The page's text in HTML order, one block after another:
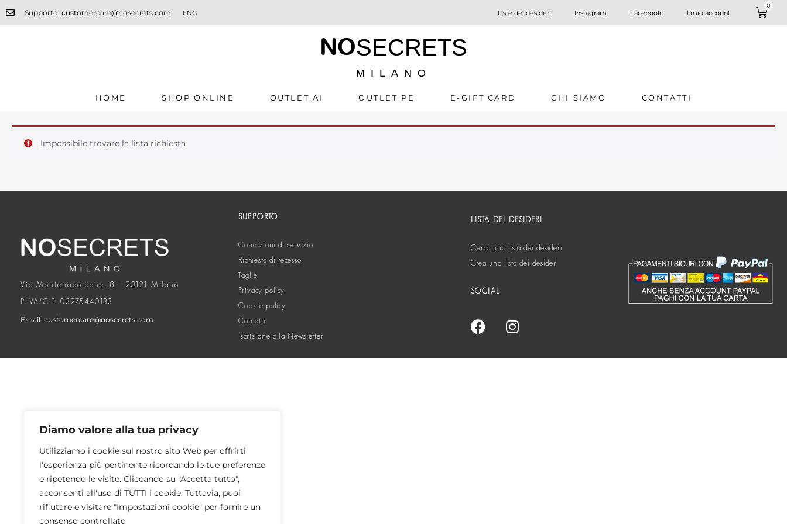
Diamo valore alla tua privacy
Utilizziamo i cookie sul nostro sito Web per offrirti
l'esperienza più pertinente ricordando le tue preferenze
e ripetendo le visite. Cliccando su "Accetta tutto",
acconsenti all'uso di TUTTI i cookie. Tuttavia, puoi
rifiutare e visitare "Impostazioni cookie" per fornire un
consenso controllato
Supporto: customercare@nosecrets.com ENG Liste dei desideri Instagram Facebook Il mio account
0
NOSECRETS
MILANO
HOME SHOP ONLINE OUTLET AI OUTLET PE E-GIFT CARD CHI SIAMO CONTATTI
Impossibile trovare la lista richiesta
Via Montenapoleone, 8 – 20121 Milano
P.IVA/C.F. 03275440133
Email: customercare@nosecrets.com
SUPPORTO
Condizioni di servizio
Richiesta di recesso
Taglie
Privacy policy
Cookie policy
Contatti
Iscrizione alla Newsletter
LISTA DEI DESIDERI
Cerca una lista dei desideri
Crea una lista dei desideri
SOCIAL